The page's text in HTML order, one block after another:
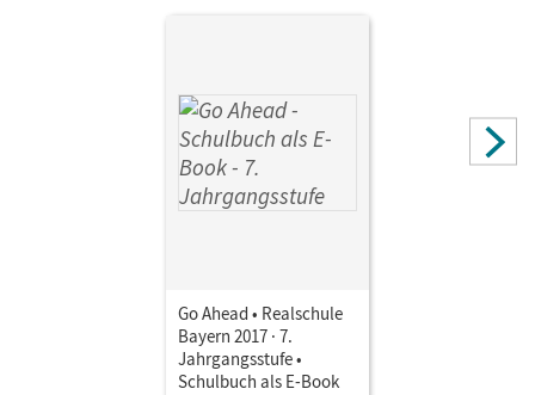
Go Ahead • Realschule
Bayern 2017 · 7.
Jahrgangsstufe •
Schulbuch als E-Book